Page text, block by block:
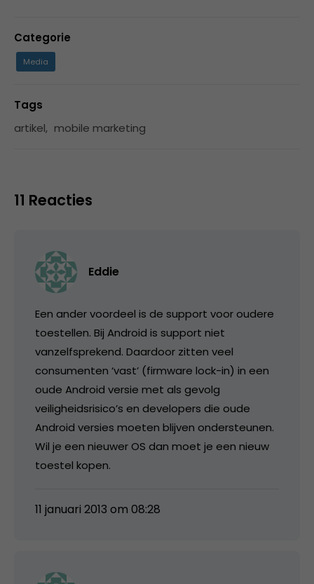
Categorie
Media
Tags
artikel, mobile marketing
11 Reacties
Eddie
Een ander voordeel is de support voor oudere
toestellen. Bij Android is support niet
vanzelfsprekend. Daardoor zitten veel
consumenten ‘vast’ (firmware lock-in) in een
oude Android versie met als gevolg
veiligheidsrisico’s en developers die oude
Android versies moeten blijven ondersteunen.
Wil je een nieuwer OS dan moet je een nieuw
toestel kopen.
11 januari 2013 om 08:28